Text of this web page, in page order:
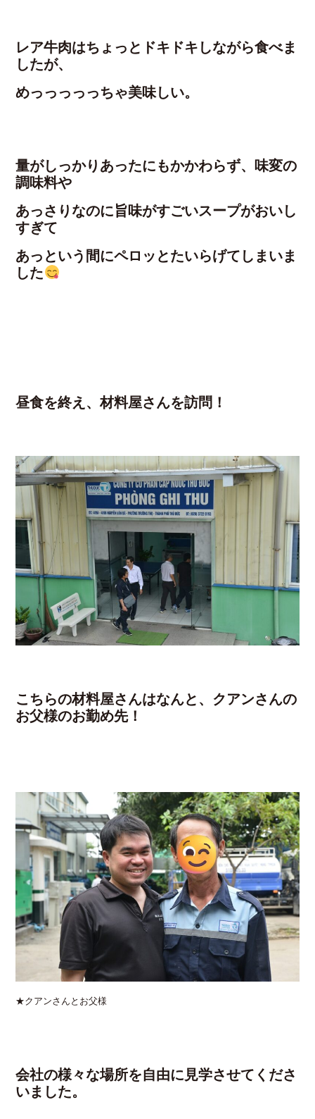
レア牛肉はちょっとドキドキしながら食べま
したが、
めっっっっっちゃ美味しい。
量がしっかりあったにもかかわらず、味変の
調味料や
あっさりなのに旨味がすごいスープがおいし
すぎて
あっという間にペロッとたいらげてしまいま
した
昼食を終え、材料屋さんを訪問！
こちらの材料屋さんはなんと、クアンさんの
お父様のお勤め先！
★クアンさんとお父様
会社の様々な場所を自由に見学させてくださ
いました。